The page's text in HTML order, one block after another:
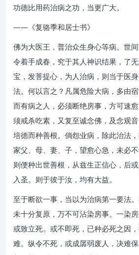
功德比用药治病之功，当更广大。
——《复骆季和居士书》
佛为大医王，普治众生身心等病。世
令着手成春，究于其人神识结果，了
宝，发菩提心，为人治病，则当于医
法。何以言之？凡属危险大病，多由宿
而有病之人，必须断绝房事，方可速
须戒杀吃素，又复至诚念佛，及念观
培德而种善根。倘怨业病，除此治法
家父、母、妻、子，望愈心急，未必
则便种出世善根，从兹生正信心，后
入圣。则于彼于汝，均有大益。
至于断欲一事，当以为治病第一要法
未十分复原，万不可沾染房事。一染
或致立死。或不即死，已种必死之因
难。纵令不死，或成孱弱废人，决难